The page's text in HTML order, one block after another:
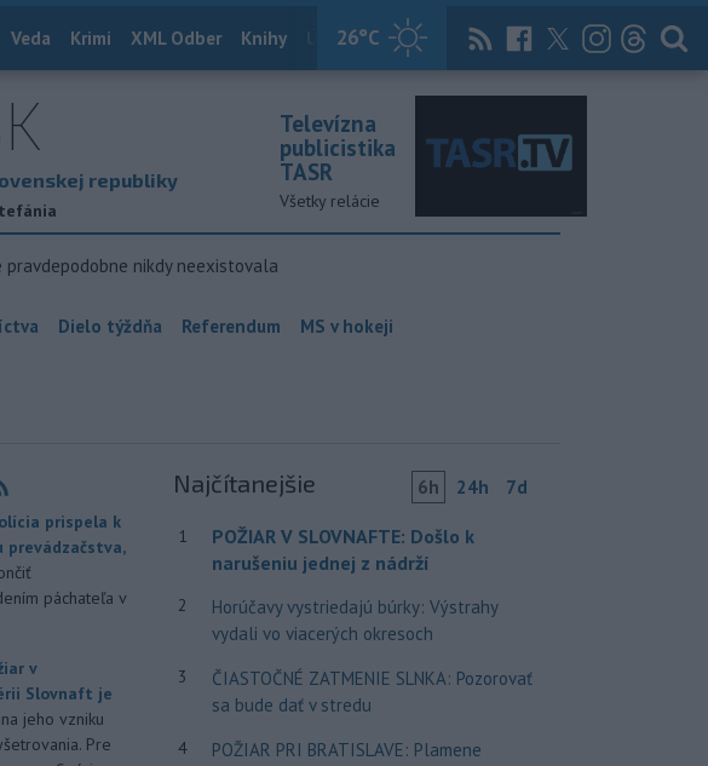
26°C
Veda Krimi XML Odber Knihy Útulkovo Magazín News Now Archív
republiky
Televízna
publicistika
TASR
Všetky relácie
nikdy neexistovala
Dielo týždňa Referendum MS v hokeji
prispela k
prevádzačstva,
páchateľa v
v
Slovnaft je
jeho vzniku
Pre
Najčítanejšie 6h 24h 7d
1
POŽIAR V SLOVNAFTE: Došlo k
narušeniu jednej z nádrží
2
Horúčavy vystriedajú búrky: Výstrahy
vydali vo viacerých okresoch
3
ČIASTOČNÉ ZATMENIE SLNKA: Pozorovať
sa bude dať v stredu
4
POŽIAR PRI BRATISLAVE: Plamene